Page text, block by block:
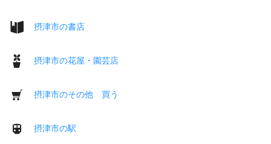
摂津市の書店
摂津市の花屋・園芸店
摂津市のその他 買う
摂津市の駅